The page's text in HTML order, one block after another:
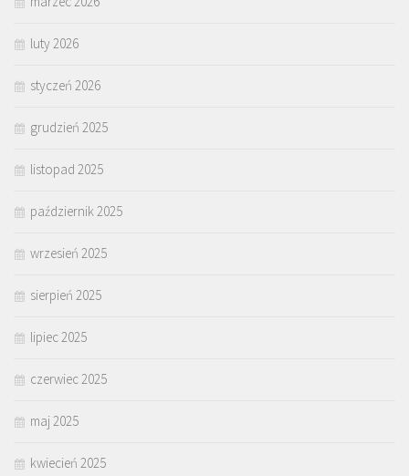
luty 2026
styczeń 2026
grudzień 2025
listopad 2025
październik 2025
wrzesień 2025
sierpień 2025
lipiec 2025
czerwiec 2025
maj 2025
kwiecień 2025